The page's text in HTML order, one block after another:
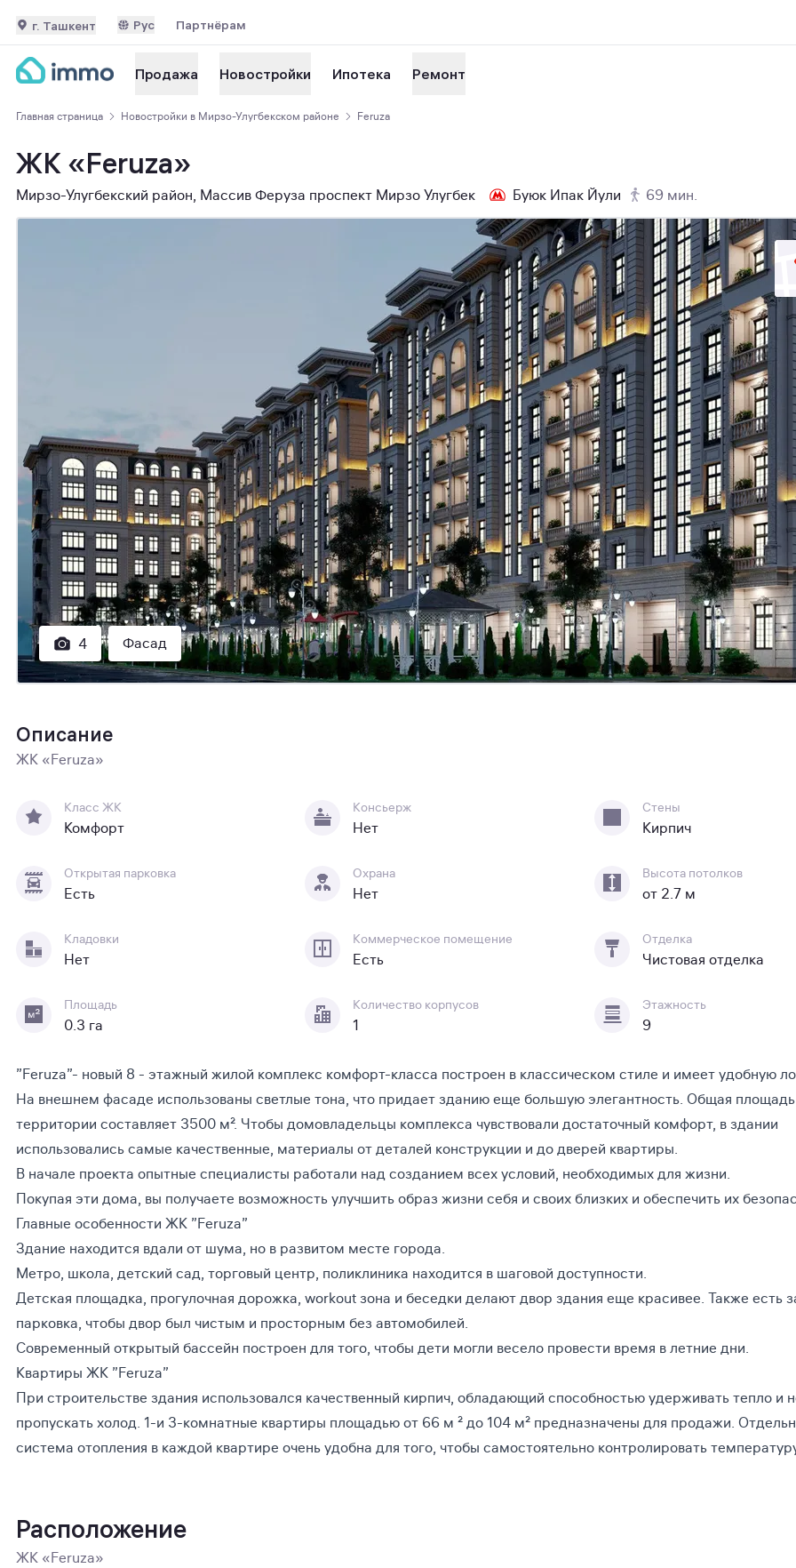
г. Ташкент Рус Партнёрам
Продажа Новостройки Ипотека Ремонт
Главная страница Новостройки в Мирзо-Улугбекском районе Feruza
ЖК «Feruza»
Мирзо-Улугбекский район, Массив Феруза проспект Мирзо Улугбек Буюк Ипак Йули 69 мин.
4 Фасад
Описание
ЖК «Feruza»
Класс ЖК
Комфорт
Консьерж
Нет
Стены
Кирпич
Открытая парковка
Есть
Охрана
Нет
Высота потолков
от 2.7 м
Кладовки
Нет
Коммерческое помещение
Есть
Отделка
Чистовая отделка
Площадь
0.3 га
Количество корпусов
1
Этажность
9
”Feruza”- новый 8 - этажный жилой комплекс комфорт-класса построен в классическом стиле и имеет удобную
На внешнем фасаде использованы светлые тона, что придает зданию еще большую элегантность. Общая площадь
территории составляет 3500 м². Чтобы домовладельцы комплекса чувствовали достаточный комфорт, в здании
использовались самые качественные, материалы от деталей конструкции и до дверей квартиры.
В начале проекта опытные специалисты работали над созданием всех условий, необходимых для жизни.
Покупая эти дома, вы получаете возможность улучшить образ жизни себя и своих близких и обеспечить их
Главные особенности ЖК ”Feruza”
Здание находится вдали от шума, но в развитом месте города.
Метро, школа, детский сад, торговый центр, поликлиника находится в шаговой доступности.
Детская площадка, прогулочная дорожка, workout зона и беседки делают двор здания еще красивее. Также есть
парковка, чтобы двор был чистым и просторным без автомобилей.
Современный открытый бассейн построен для того, чтобы дети могли весело провести время в летние дни.
Квартиры ЖК ”Feruza”
При строительстве здания использовался качественный кирпич, обладающий способностью удерживать тепло и
пропускать холод. 1-и 3-комнатные квартиры площадью от 66 м ² до 104 м² предназначены для продажи.
система отопления в каждой квартире очень удобна для того, чтобы самостоятельно контролировать
Расположение
ЖК «Feruza»